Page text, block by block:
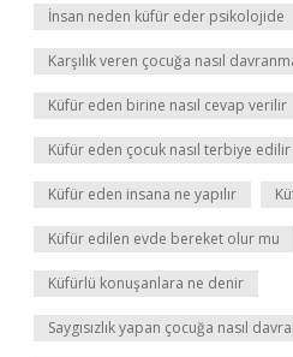
İnsan neden küfür eder psikolojide
Karşılık veren çocuğa nasıl
Küfür eden birine nasıl cevap verilir
Küfür eden çocuk nasıl terbiye edilir
Küfür eden insana ne yapılır
Küfür edilen evde bereket olur mu
Küfürlü konuşanlara ne denir
Saygısızlık yapan çocuğa nasıl